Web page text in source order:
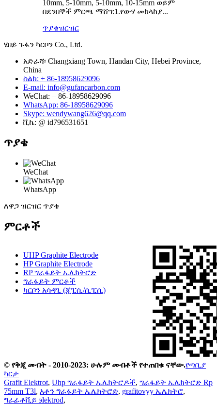
10mm, 5-10mm, 5-10mm, 10-15mm ወይም
በደንበኞች ምርጫ ማሸግ:1.የውሃ መከላከያ...
ጥያቄዝርዝር
ሄበይ ጉፋን ካርቦን Co., Ltd.
አድራሻ፡ Changxiang Town, Handan City, Hebei Province,
China
ስልክ: + 86-18958629096
E-mail: info@gufancarbon.com
WeChat: + 86-18958629096
WhatsApp: 86-18958629096
Skype: wendywang626@qq.com
ቪኬ: @ id796531651
ጥያቄ
WeChat
WhatsApp
ለዋጋ ዝርዝር ጥያቄ
ምርቶች
UHP Graphite Electrode
HP Graphite Electrode
RP ግራፋይት ኤሌክትሮድ
ግራፋይት ምርቶች
ካርቦን አሳዳጊ (ጂፒሲ/ሲፒሲ)
© የቅጂ መብት - 2010-2023: ሁሉም መብቶች የተጠበቁ ናቸው.የጣቢያ
ካርታ
Grafit Elektrot, Uhp ግራፋይት ኤሌክትሮዶች, ግራፋይት ኤሌክትሮድ Rp
75mm T3l, እቶን ግራፋይት ኤሌክትሮድ, grafitovyy ኤሌክትሮ,
ግራፊቶቪይ эlektrod,